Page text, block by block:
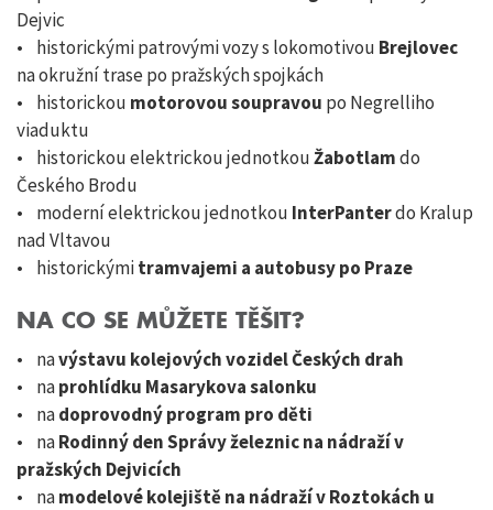
Dejvic
• historickými patrovými vozy s lokomotivou Brejlovec
na okružní trase po pražských spojkách
• historickou motorovou soupravou po Negrelliho
viaduktu
• historickou elektrickou jednotkouŽabotlamdo
Českého Brodu
• moderní elektrickou jednotkou InterPanterdo Kralup
nad Vltavou
• historickýmitramvajemi a autobusy po Praze
NA CO SE MŮŽETE TĚŠIT?
• navýstavu kolejových vozidel Českých drah
• naprohlídku Masarykova salonku
• nadoprovodný program pro děti
• naRodinný den Správy železnic na nádraží v
pražských Dejvicích
• namodelové kolejiště na nádraží v Roztokách u